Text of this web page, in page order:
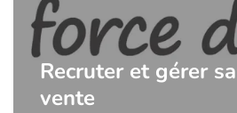
Recruter et gérer
vente